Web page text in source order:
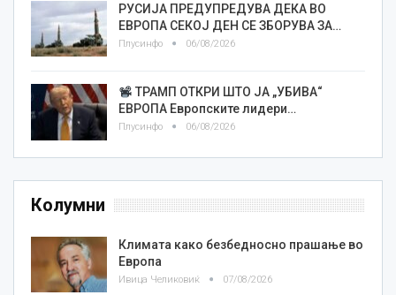
РУСИЈА ПРЕДУПРЕДУВА ДЕКА ВО
ЕВРОПА СЕКОЈ ДЕН СЕ ЗБОРУВА ЗА…
Плусинфо 06/08/2026
ТРАМП ОТКРИ ШТО ЈА „УБИВА“
ЕВРОПА Европските лидери…
Плусинфо 06/08/2026
Колумни
Климата како безбедносно прашање во
Европа
Ивица Челиковиќ 07/08/2026